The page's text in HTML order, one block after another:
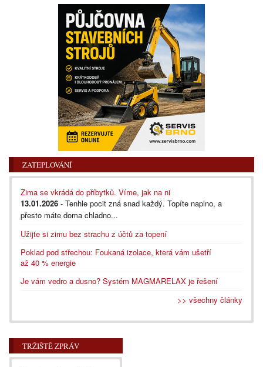
ZATEPLOVÁNÍ
Zima se vkrádá do příbytků. Víme, jak na ni
13.01.2026 - Tenhle pocit zná snad každý. Topíte naplno, a
přesto máte doma chladno...
Užijte si zimu bez strachu z účtů za topení
Poklad pod střechou: Foukaná izolace, která vám ušetří
až 40 % energie
Je vám vedro a dusno? Systém MAGMARELAX je řešení
>> všechny články
TRŽIŠTĚ ZPRÁV